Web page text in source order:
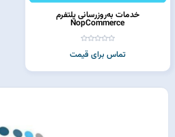
خدمات به‌روزرسانی پلتفرم
NopCommerce
تماس برای قیمت